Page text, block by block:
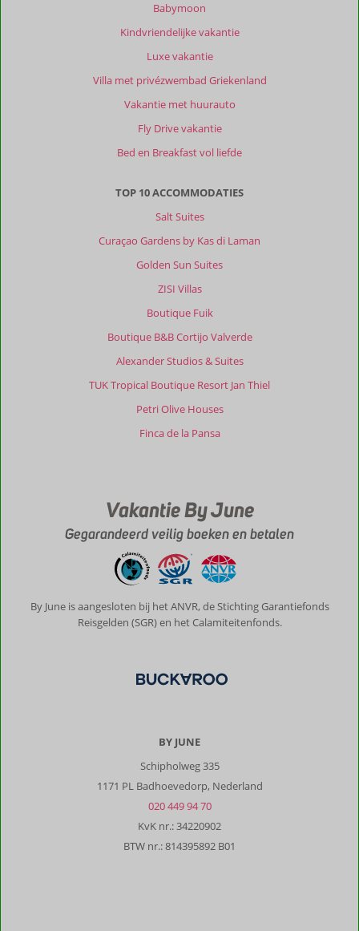
Babymoon
Kindvriendelijke vakantie
Luxe vakantie
Villa met privézwembad Griekenland
Vakantie met huurauto
Fly Drive vakantie
Bed en Breakfast vol liefde
TOP 10 ACCOMMODATIES
Salt Suites
Curaçao Gardens by Kas di Laman
Golden Sun Suites
ZISI Villas
Boutique Fuik
Boutique B&B Cortijo Valverde
Alexander Studios & Suites
TUK Tropical Boutique Resort Jan Thiel
Petri Olive Houses
Finca de la Pansa
Vakantie By June
Gegarandeerd veilig boeken en betalen
By June is aangesloten bij het ANVR, de Stichting Garantiefonds
Reisgelden (SGR) en het Calamiteitenfonds.
BY JUNE
Schipholweg 335
1171 PL Badhoevedorp, Nederland
020 449 94 70
KvK nr.: 34220902
BTW nr.: 814395892 B01